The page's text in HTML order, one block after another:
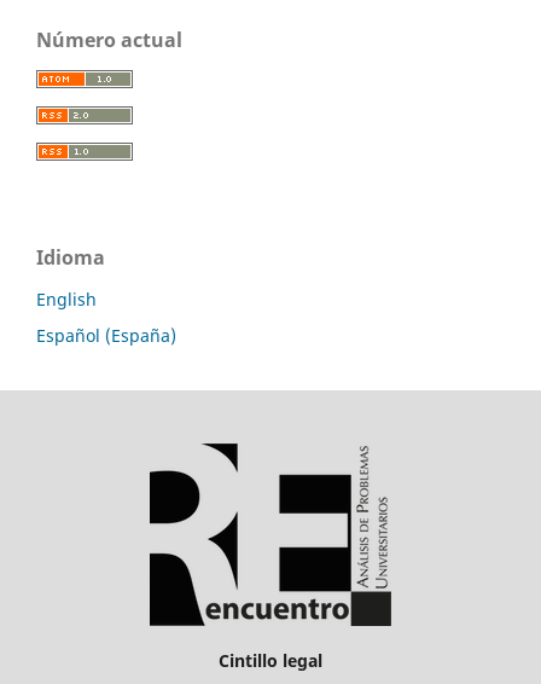
Número actual
Idioma
English
Español (España)
Cintillo legal